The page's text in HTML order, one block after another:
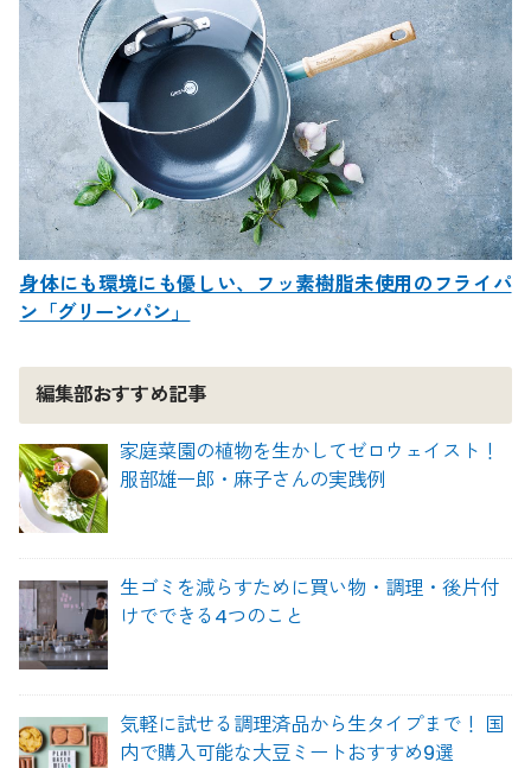
身体にも環境にも優しい、フッ素樹脂未使用のフライパ
ン「グリーンパン」
編集部おすすめ記事
家庭菜園の植物を生かしてゼロウェイスト！
服部雄一郎・麻子さんの実践例
生ゴミを減らすために買い物・調理・後片付
けでできる4つのこと
気軽に試せる調理済品から生タイプまで！ 国
内で購入可能な大豆ミートおすすめ9選